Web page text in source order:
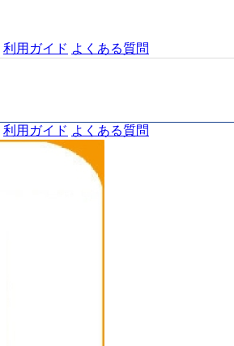
利用ガイド よくある質問
利用ガイド よくある質問